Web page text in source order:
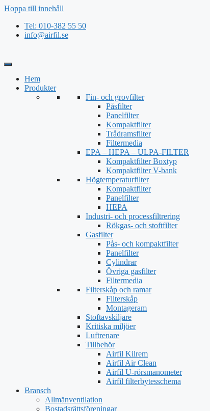
Hoppa till innehåll
Tel: 010-382 55 50
info@airfil.se
Hem
Produkter
Fin- och grovfilter
Påsfilter
Panelfilter
Kompaktfilter
Trådramsfilter
Filtermedia
EPA – HEPA – ULPA-FILTER
Kompaktfilter Boxtyp
Kompaktfilter V-bank
Högtemperaturfilter
Kompaktfilter
Panelfilter
HEPA
Industri- och processfiltrering
Rökgas- och stoftfilter
Gasfilter
Pås- och kompaktfilter
Panelfilter
Cylindrar
Övriga gasfilter
Filtermedia
Filterskåp och ramar
Filterskåp
Montageram
Stoftavskiljare
Kritiska miljöer
Luftrenare
Tillbehör
Airfil Kilrem
Airfil Air Clean
Airfil U-rörsmanometer
Airfil filterbytesschema
Bransch
Allmänventilation
Bostadsrättsföreningar